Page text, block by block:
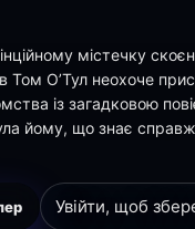
містечку
Том О’Тул неохоче
із загадковою
йому, що знає
Том дізнається, що
Увійти, щоб